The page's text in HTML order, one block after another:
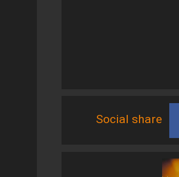
Social share